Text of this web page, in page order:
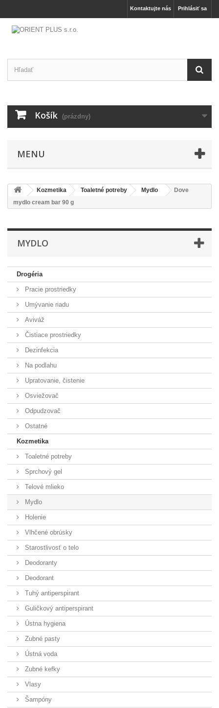
Prihlásiť sa
Kontaktujte nás
Košík (prázdny)
MENU
Kozmetika Toaletné potreby Mydlo
Dove
mydlo cream bar 90 g
MYDLO
Drogéria
Pracie prostriedky
Umývanie riadu
Aviváž
Čistiace prostriedky
Dezinfekcia
Na podlahu
Upratovanie, čistenie
Osviežovač
Odpudzovač
Ostatné
Kozmetika
Toaletné potreby
Sprchový gel
Telové mlieko
Mydlo
Holenie
Vlhčené obrúsky
Starostlivosť o telo
Deodoranty
Deodorant
Tuhý antiperspirant
Guličkový antiperspirant
Ústna hygiena
Zubné pasty
Ústná voda
Zubné kefky
Vlasy
Šampóny